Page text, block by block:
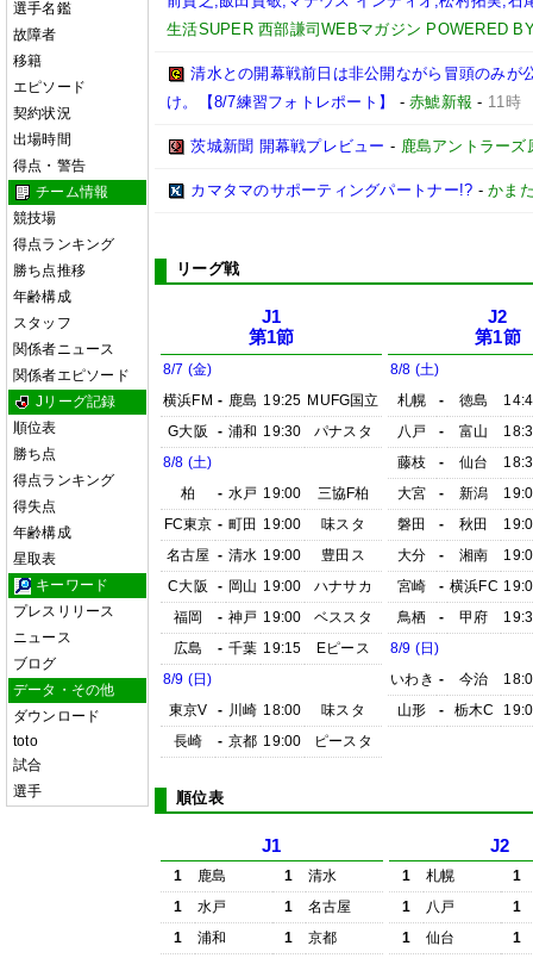
選手名鑑
故障者
移籍
エピソード
契約状況
出場時間
得点・警告
チーム情報
競技場
得点ランキング
勝ち点推移
年齢構成
スタッフ
関係者ニュース
関係者エピソード
Jリーグ記録
順位表
勝ち点
得点ランキング
得失点
年齢構成
星取表
キーワード
プレスリリース
ニュース
ブログ
データ・その他
ダウンロード
toto
試合
選手
生活SUPER 西部謙司WEBマガジン POWERED
清水との開幕戦前日は非公開ながら冒頭のみが
け。【8/7練習フォトレポート】
-赤鯱新報 - 11時
茨城新聞 開幕戦プレビュー - 鹿島アントラーズ
カマタマのサポーティングパートナー!? -かま
リーグ戦
J1
第1節
8/7 (金)
横浜FM - 鹿島 19:25 MUFG国立
G大阪
- 浦和 19:30
パナスタ
8/8 (土)
柏
- 水戸 19:00
三協F柏
FC東京 - 町田 19:00
味スタ
名古屋 - 清水 19:00
豊田ス
C大阪
- 岡山 19:00
ハナサカ
福岡
- 神戸 19:00
ベススタ
広島
- 千葉 19:15
Eピース
8/9 (日)
東京V
- 川崎 18:00
味スタ
長崎
- 京都 19:00 ピースタ
J2
第1節
8/8 (土)
札幌
- 徳島
八戸
- 富山
藤枝
- 仙台
大宮
- 新潟
磐田
- 秋田
大分
- 湘南
宮崎
- 横浜FC
鳥栖
- 甲府
8/9 (日)
いわき - 今治
山形
- 栃木C
順位表
J1
1 鹿島 1
清水
1
水戸 1
名古屋
1
浦和 1
京都
J2
1 札幌
1
1
八戸
1
1
仙台
1